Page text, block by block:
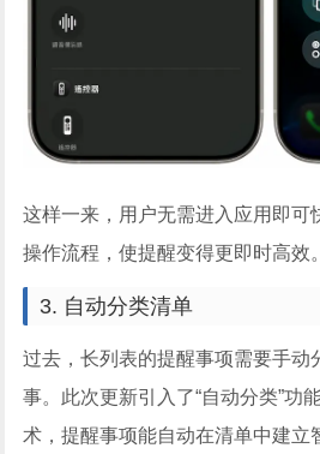
这样一来，用户无需进入应用即可
操作流程，使提醒变得更即时高效。
3. 自动分类清单
过去，长列表的提醒事项需要手动
事。此次更新引入了“自动分类”功
术，提醒事项能自动在清单中建立